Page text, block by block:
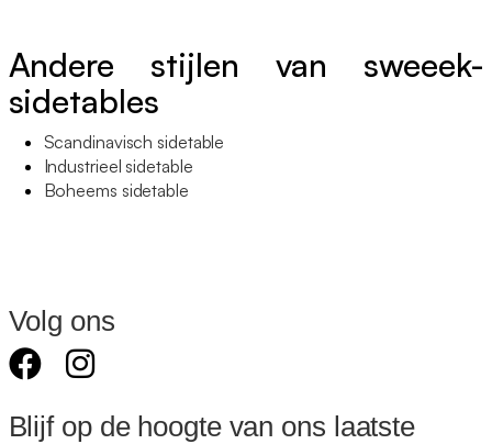
Andere stijlen van sweeek-
sidetables
Scandinavisch sidetable
Industrieel sidetable
Boheems sidetable
Volg ons
Blijf op de hoogte van ons laatste